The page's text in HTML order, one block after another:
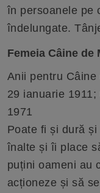
în persoanele pe
îndelungate.
Femeia Câine de
Anii pentru
29 ianuarie
1971
Poate fi și dură
înalte și îi place
puțini oameni au
acționeze și să